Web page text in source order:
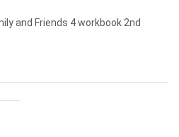
and Friends 4 workbook 2nd